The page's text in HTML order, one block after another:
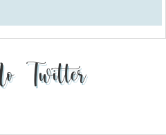
Twitter